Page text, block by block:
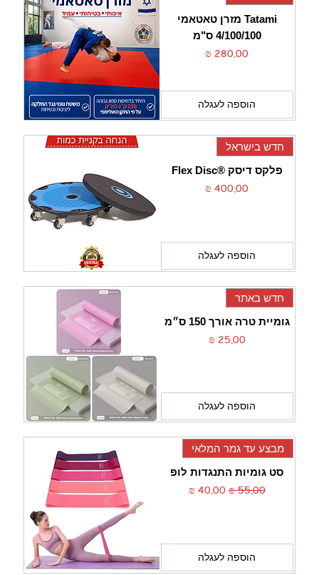
Tatami מזרן טאטאמי
4/100/100 ס"מ
מחיר
הוספה לעגלה
חדש בישראל
פלקס דיסק ®Flex Disc
מחיר
הוספה לעגלה
חדש באתר
גומיית טרה אורך 150 ס״מ
מחיר
הוספה לעגלה
מבצע עד גמר המלאי
סט גומיות התנגדות לופ
מחיר רגיל‏55.00 ‏₪ מחיר מבצע
הוספה לעגלה